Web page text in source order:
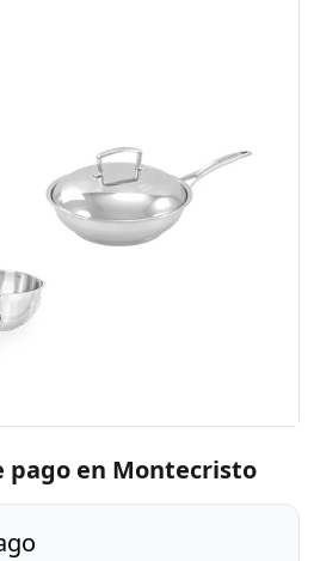
pago en Montecristo